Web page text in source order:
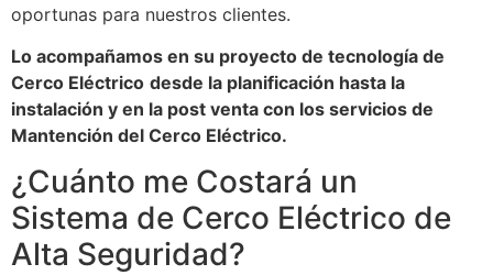
oportunas para nuestros clientes.
Lo acompañamos en su proyecto de tecnología de
Cerco Eléctrico desde la planificación hasta la
instalación y en la post venta con los servicios de
Mantención del Cerco Eléctrico.
¿Cuánto me Costará un
Sistema de Cerco Eléctrico de
Alta Seguridad?